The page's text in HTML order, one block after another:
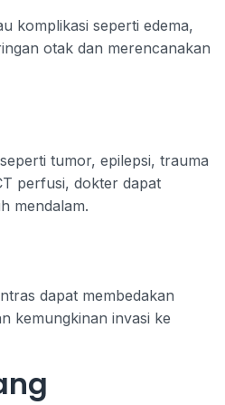
komplikasi seperti edema,
otak dan merencanakan
tumor, epilepsi, trauma
perfusi, dokter dapat
mendalam.
dapat membedakan
kemungkinan invasi ke